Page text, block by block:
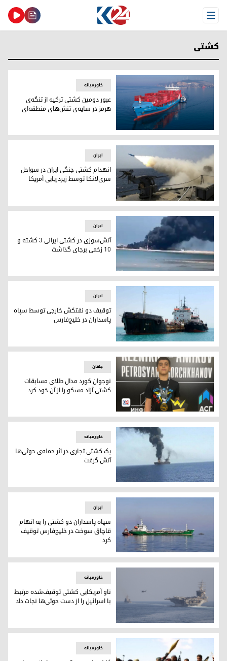
Open Menu
کشتی
عبور دومین کشتی ترکیه از تنگه‌ی هرمز در سایه‌ی تنش‌های
خاورمیانه
عبور دومین کشتی ترکیه از تنگه‌ی
هرمز در سایه‌ی تنش‌های منطقه‌ای
انهدام کشتی جنگی ایران در سواحل سری‌لانکا توسط زیردریایی
ایران
انهدام کشتی جنگی ایران در سواحل
سری‌لانکا توسط زیردریایی آمریکا
آتش‌سوزی در کشتی ایرانی ۳ کشته و ۱۰ زخمی برجای گذاشت
ایران
آتش‌سوزی در کشتی ایرانی ۳ کشته و
۱۰ زخمی برجای گذاشت
توقیف دو نفتکش خارجی توسط سپاه پاسداران در خلیج‌فارس
ایران
توقیف دو نفتکش خارجی توسط سپاه
پاسداران در خلیج‌فارس
نوجوان کورد مدال طلای مسابقات کشتی آزاد مسکو را از آن
جهان
نوجوان کورد مدال طلای مسابقات
کشتی آزاد مسکو را از آن خود کرد
یک کشتی تجاری در اثر حمله‌ی حوثی‌ها آتش گرفت
خاورمیانه
یک کشتی تجاری در اثر حمله‌ی حوثی‌ها
آتش گرفت
سپاه پاسداران دو کشتی را به اتهام قاچاق سوخت در
ایران
سپاه پاسداران دو کشتی را به اتهام
قاچاق سوخت در خلیج‌فارس توقیف
کرد
ناو آمریکایی کشتی توقیف‌شده مرتبط با اسرائیل را از دست
خاورمیانه
ناو آمریکایی کشتی توقیف‌شده مرتبط
با اسرائیل را از دست حوثی‌ها نجات داد
خاورمیانه